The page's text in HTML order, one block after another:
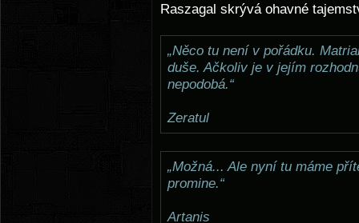
Raszagal skrývá ohavné
„Něco tu není v pořádku.
duše. Ačkoliv je v jejím
nepodobá.“
Zeratul
„Možná... Ale nyní tu máme
promine.“
Artanis